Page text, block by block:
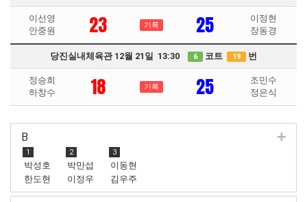
이선영
안중원
23 기록 25
이정현
장동경
당진실내체육관 12월 21일 13:30 6 코트 19 번
정승희
하창수
18 기록 25
조민수
정은식
B
1
박성호
한도현
2
박만섭
이정우
3
이동현
김우주